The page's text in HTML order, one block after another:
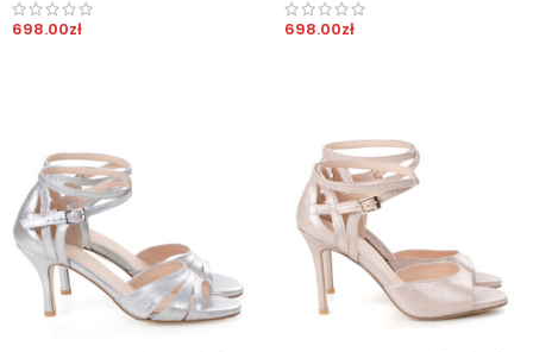
698.00zł 698.00zł